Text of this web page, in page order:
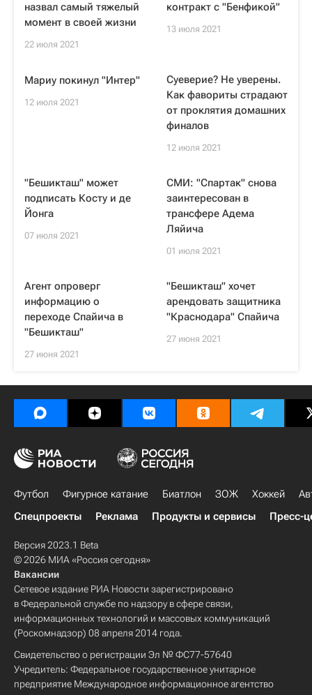
назвал самый тяжелый
момент в своей жизни
22 июля 2021
контракт с "Бенфикой"
13 июля 2021
Мариу покинул "Интер"
12 июля 2021
Суеверие? Не уверены.
Как фавориты страдают
от проклятия домашних
финалов
12 июля 2021
"Бешикташ" может
подписать Косту и де
Йонга
07 июля 2021
СМИ: "Спартак" снова
заинтересован в
трансфере Адема
Ляйича
01 июля 2021
Агент опроверг
информацию о
переходе Спайича в
"Бешикташ"
27 июня 2021
"Бешикташ" хочет
арендовать защитника
"Краснодара" Спайича
27 июня 2021
Футбол Фигурное катание Биатлон ЗОЖ Хоккей
Спецпроекты
Реклама Продукты и сервисы Пресс-
Версия 2023.1 Beta
© 2026 МИА «Россия сегодня»
Вакансии
Сетевое издание РИА Новости зарегистрировано
в Федеральной службе по надзору в сфере связи,
информационных технологий и массовых коммуникаций
(Роскомнадзор) 08 апреля 2014 года.
Свидетельство о регистрации Эл № ФС77-57640
Учредитель: Федеральное государственное унитарное
предприятие Международное информационное агентство